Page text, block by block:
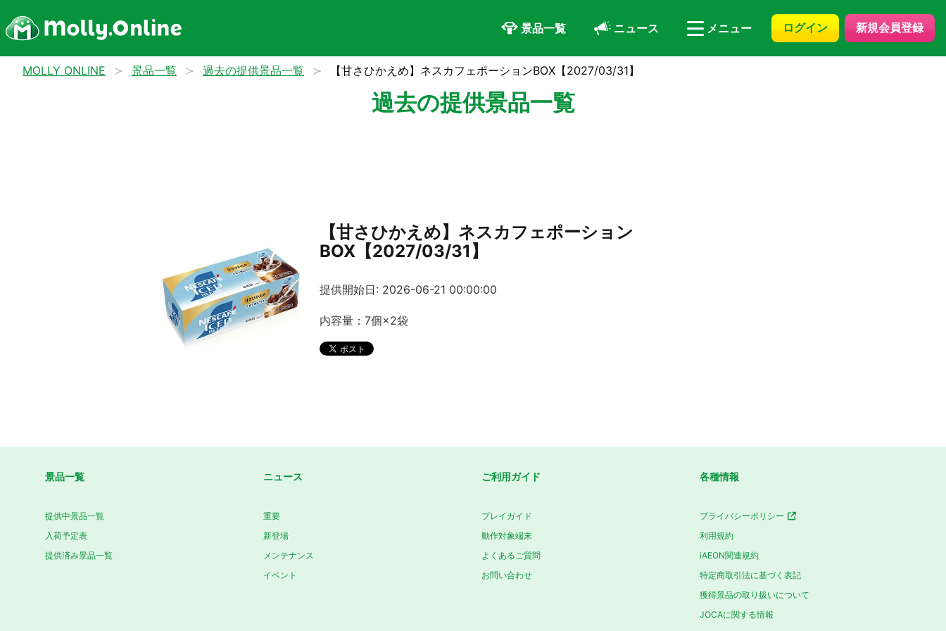
景品一覧 ニュース メニュー ログイン 新規会員登録
MOLLY ONLINE 景品一覧 過去の提供景品一覧 【甘さひかえめ】ネスカフェポーションBOX【2027/03/31】
過去の提供景品一覧
【甘さひかえめ】ネスカフェポーション
BOX【2027/03/31】
提供開始日: 2026-06-21 00:00:00
内容量：7個×2袋
景品一覧
提供中景品一覧
入荷予定表
提供済み景品一覧
ニュース
重要
新登場
メンテナンス
イベント
ご利用ガイド
プレイガイド
動作対象端末
よくあるご質問
お問い合わせ
各種情報
プライバシーポリシー
利用規約
iAEON関連規約
特定商取引法に基づく表記
獲得景品の取り扱いについて
JOCAに関する情報